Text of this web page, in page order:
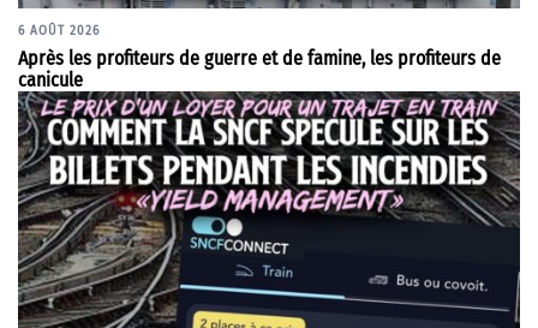
6 AOÛT 2026
Après les profiteurs de guerre et de famine, les profiteurs de
canicule